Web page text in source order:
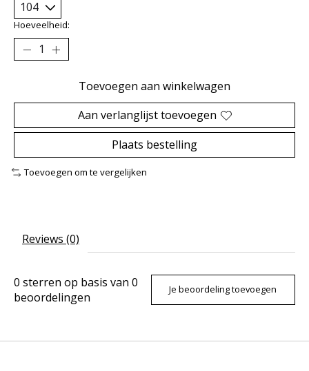
Hoeveelheid:
Toevoegen aan winkelwagen
Aan verlanglijst toevoegen
Plaats bestelling
Toevoegen om te vergelijken
Reviews (0)
0 sterren op basis van 0
beoordelingen
Je beoordeling toevoegen